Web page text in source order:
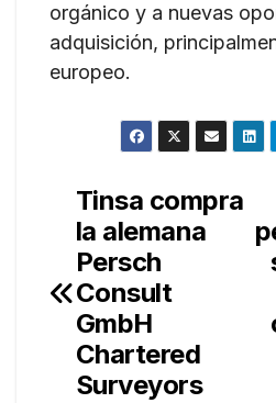
orgánico y a nuevas
adquisición,
europeo.
Navegación
de
entradas
Tinsa compra
la alemana
Persch
Consult
GmbH
Chartered
Surveyors